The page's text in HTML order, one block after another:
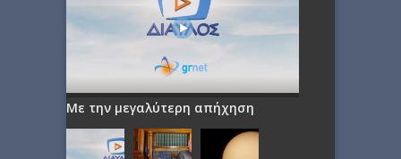
Με την μεγαλύτερη απήχηση